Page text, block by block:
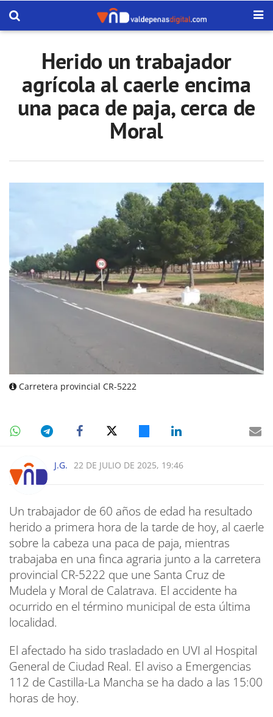
Herido un trabajador
agrícola al caerle encima
una paca de paja, cerca de
Moral
Carretera provincial CR-5222
J.G. 22 DE JULIO DE 2025, 19:46
Un trabajador de 60 años de edad ha resultado
herido a primera hora de la tarde de hoy, al caerle
sobre la cabeza una paca de paja, mientras
trabajaba en una finca agraria junto a la carretera
provincial CR-5222 que une Santa Cruz de
Mudela y Moral de Calatrava. El accidente ha
ocurrido en el término municipal de esta última
localidad.
El afectado ha sido trasladado en UVI al Hospital
General de Ciudad Real. El aviso a Emergencias
112 de Castilla-La Mancha se ha dado a las 15:00
horas de hoy.